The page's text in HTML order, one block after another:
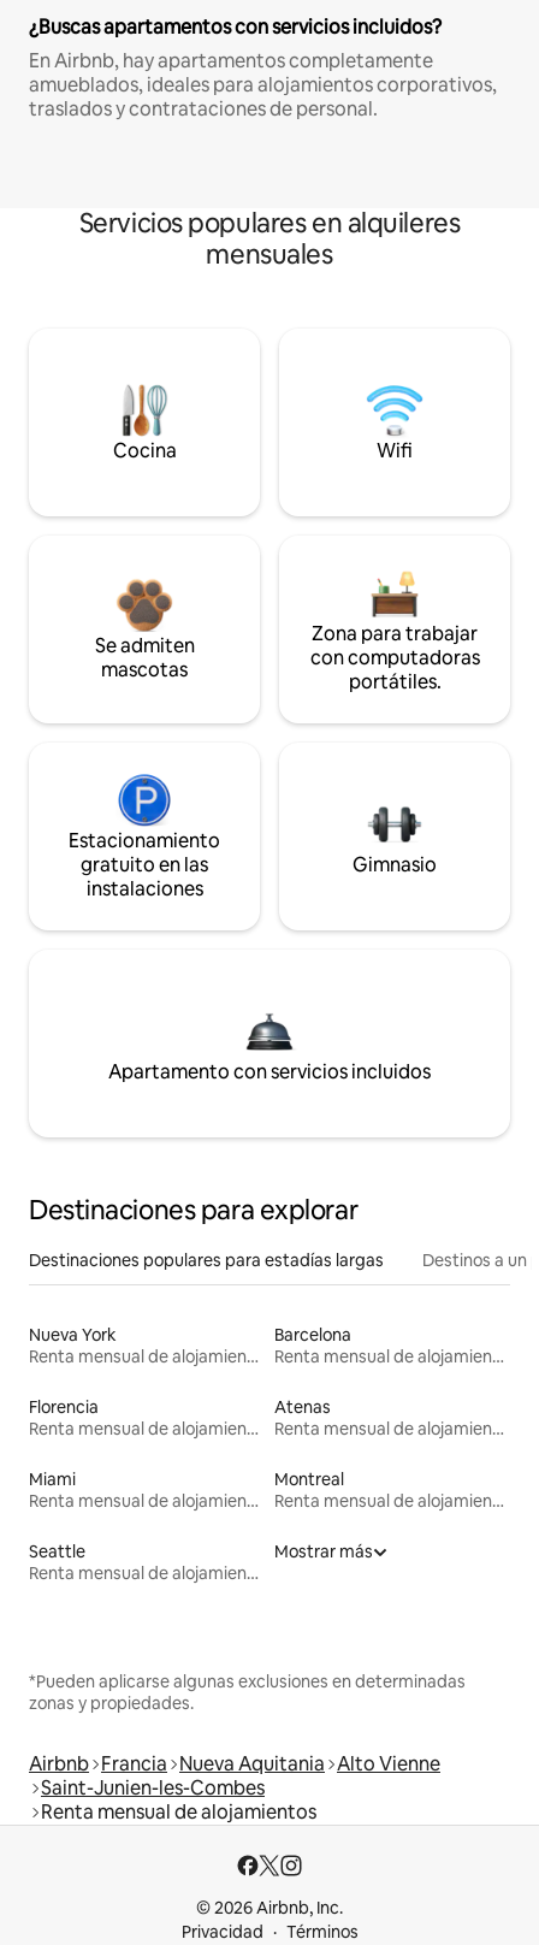
¿Buscas apartamentos con servicios incluidos?
En Airbnb, hay apartamentos completamente
amueblados, ideales para alojamientos corporativos,
traslados y contrataciones de personal.
Servicios populares en alquileres
mensuales
Cocina Wifi
Se admiten
mascotas
Zona para trabajar
con computadoras
portátiles.
Estacionamiento
gratuito en las
instalaciones
Gimnasio
Apartamento con servicios incluidos
Destinaciones para explorar
Destinaciones populares para estadías largas Destinos a un
Nueva York
Renta mensual de alojamientos
Barcelona
Renta mensual de alojamientos
Florencia
Renta mensual de alojamientos
Atenas
Renta mensual de alojamientos
Miami
Renta mensual de alojamientos
Montreal
Renta mensual de alojamientos
Seattle
Renta mensual de alojamientos
Mostrar más
*Pueden aplicarse algunas exclusiones en determinadas
zonas y propiedades.
Airbnb Francia Nueva Aquitania Alto Vienne
Saint-Junien-les-Combes
Renta mensual de alojamientos
© 2026 Airbnb, Inc.
Privacidad
Términos